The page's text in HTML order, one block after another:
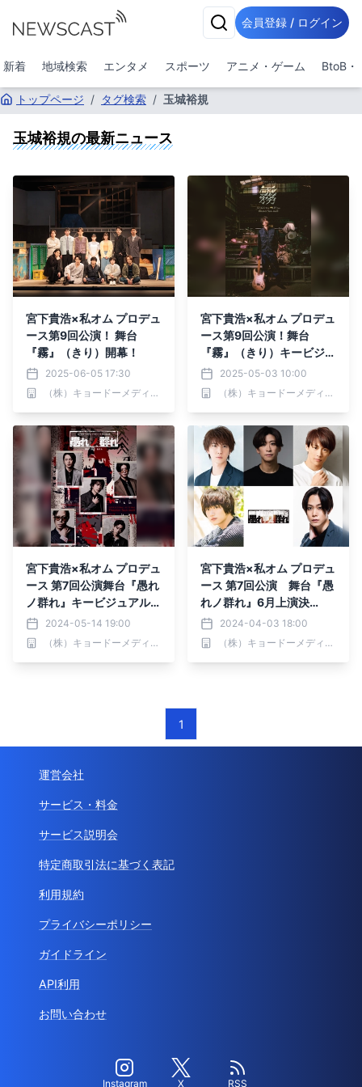
会員登録 / ログイン
新着 地域検索 エンタメ スポーツ アニメ・ゲーム BtoB・
トップページ / タグ検索 / 玉城裕規
玉城裕規の最新ニュース
宮下貴浩×私オム プロデュ
ース第9回公演！ 舞台
『霧』（きり）開幕！
2025-06-05 17:30
（株）キョードーメディアス
宮下貴浩×私オム プロデュ
ース第9回公演！舞台
『霧』（きり）キービジュ
アル解禁！！
2025-05-03 10:00
（株）キョードーメディアス
宮下貴浩×私オム プロデュ
ース 第7回公演舞台『愚れ
ノ群れ』キービジュアル完
成！！2024-05-14 19:00
（株）キョードーメディアス
宮下貴浩×私オム プロデュ
ース 第7回公演 舞台『愚
れノ群れ』6⽉上演決
定！！2024-04-03 18:00
（株）キョードーメディアス
1
運営会社
サービス・料金
サービス説明会
特定商取引法に基づく表記
利用規約
プライバシーポリシー
ガイドライン
API利用
お問い合わせ
Instagram X RSS